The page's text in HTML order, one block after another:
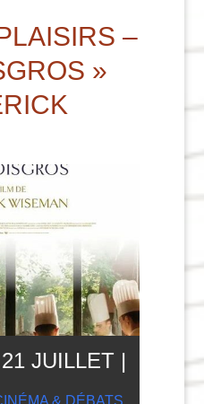
–
»
JUILLET |